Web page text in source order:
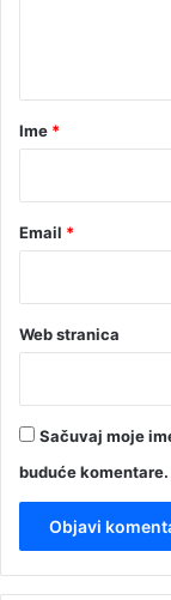
rIme *
Email *
Web stranica
Sačuvaj moje
buduće komentare.